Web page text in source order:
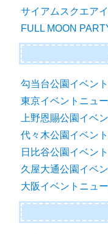
サイアムスクエア
FULL MOON
勾当台公園イベン
東京イベントニュ
上野恩賜公園イベ
代々木公園イベン
日比谷公園イベン
久屋大通公園イベ
大阪イベントニュ